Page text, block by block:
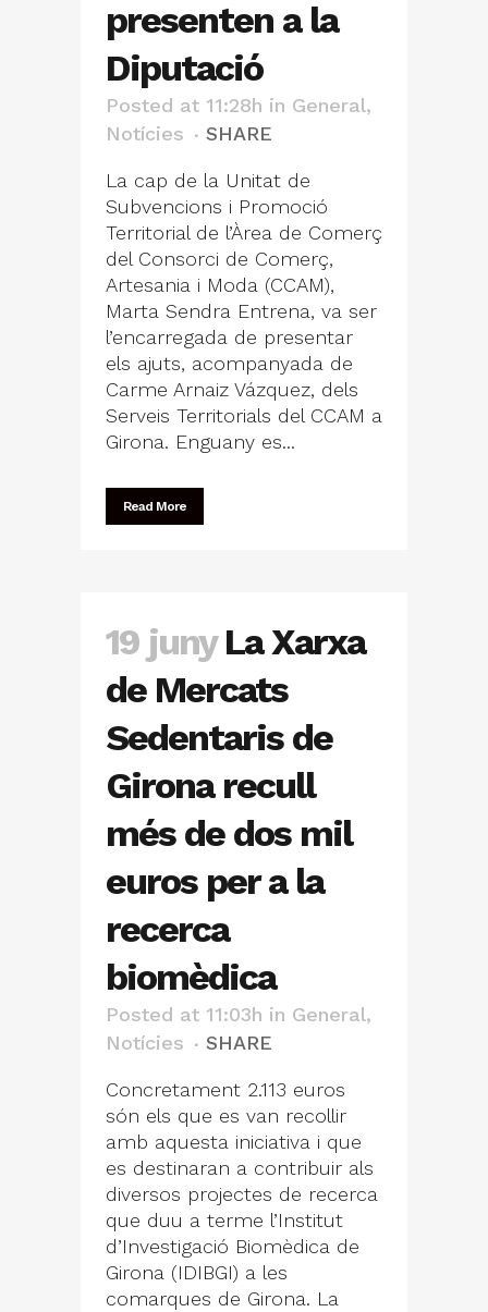
presenten a la
Diputació
Posted at 11:28h in General,
Notícies
SHARE
La cap de la Unitat de
Subvencions i Promoció
Territorial de l’Àrea de Comerç
del Consorci de Comerç,
Artesania i Moda (CCAM),
Marta Sendra Entrena, va ser
l’encarregada de presentar
els ajuts, acompanyada de
Carme Arnaiz Vázquez, dels
Serveis Territorials del CCAM a
Girona. Enguany es...
Read More
19 juny La Xarxa
de Mercats
Sedentaris de
Girona recull
més de dos mil
euros per a la
recerca
biomèdica
Posted at 11:03h in General,
Notícies
SHARE
Concretament 2.113 euros
són els que es van recollir
amb aquesta iniciativa i que
es destinaran a contribuir als
diversos projectes de recerca
que duu a terme l’Institut
d’Investigació Biomèdica de
Girona (IDIBGI) a les
comarques de Girona. La